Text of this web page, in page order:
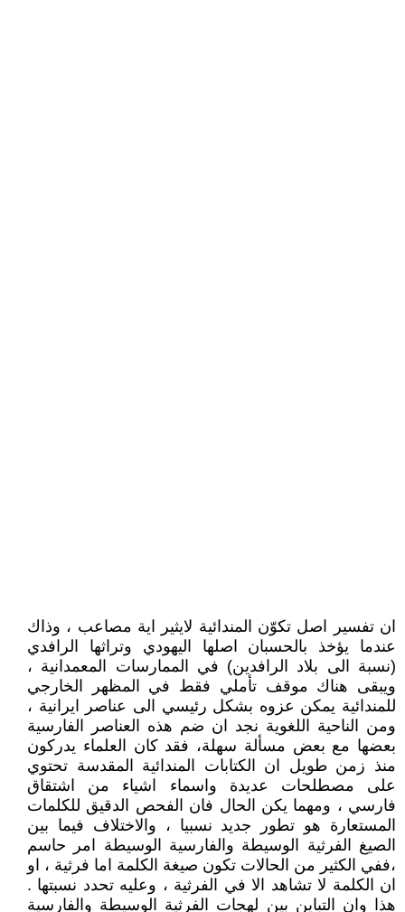
ان تفسير اصل تكوّن المندائية لايثير اية مصاعب ، وذاك
عندما يؤخذ بالحسبان اصلها اليهودي وتراثها الرافدي
(نسبة الى بلاد الرافدين) في الممارسات المعمدانية ،
ويبقى هناك موقف تأملي فقط في المظهر الخارجي
للمندائية يمكن عزوه بشكل رئيسي الى عناصر ايرانية ،
ومن الناحية اللغوية نجد ان ضم هذه العناصر الفارسية
بعضها مع بعض مسألة سهلة، فقد كان العلماء يدركون
منذ زمن طويل ان الكتابات المندائية المقدسة تحتوي
على مصطلحات عديدة واسماء اشياء من اشتقاق
فارسي ، ومهما يكن الحال فان الفحص الدقيق للكلمات
المستعارة هو تطور جديد نسبيا ، والاختلاف فيما بين
الصيغ الفرثية الوسيطة والفارسية الوسيطة امر حاسم
،ففي الكثير من الحالات تكون صيغة الكلمة اما فرثية ، او
ان الكلمة لا تشاهد الا في الفرثية ، وعليه تحدد نسبتها .
هذا وان التباين بين لهجات الفرثية الوسيطة والفارسية